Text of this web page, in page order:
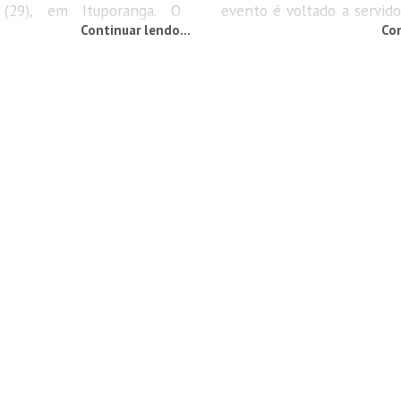
em Ituporanga. O
por volta de
Continuar lendo...
evento é voltado a
e demais